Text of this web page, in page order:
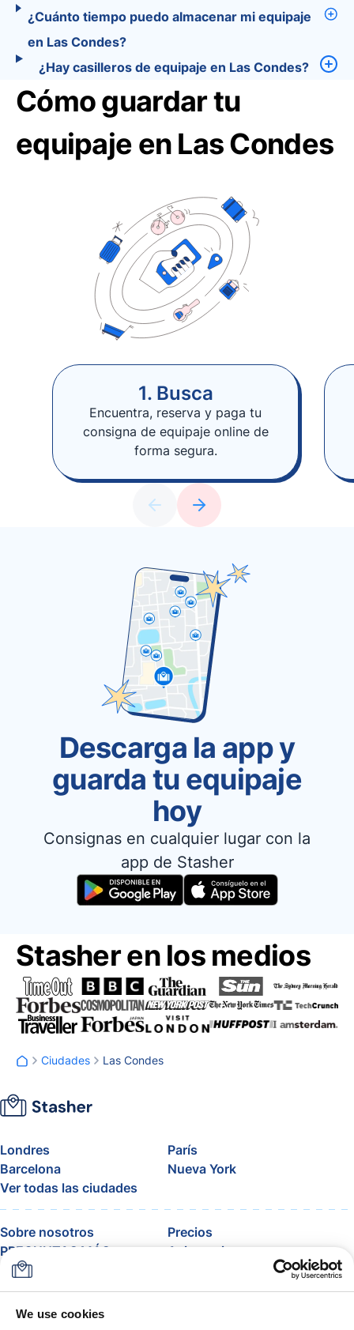
We use cookies
¿Cuánto tiempo puedo almacenar mi equipaje
en Las Condes?
¿Hay casilleros de equipaje en Las Condes?
Cómo guardar tu
equipaje en Las Condes
1. Busca
Encuentra, reserva y paga tu
consigna de equipaje online de
forma segura.
Descarga la app y
guarda tu equipaje
hoy
Consignas en cualquier lugar con la
app de Stasher
Stasher en los medios
Ciudades Las Condes
Londres
París
Barcelona
Nueva York
Ver todas las ciudades
Sobre nosotros
Precios
PREGUNTAS MÁS
FRECUENTES
Asistencia
Blog
Únete al programa de